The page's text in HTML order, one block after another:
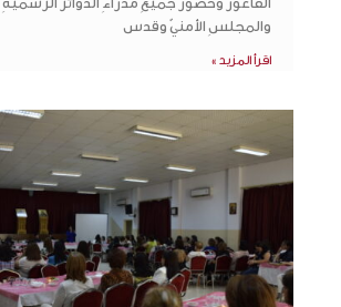
والمجلسِ الأمنيّ وقدس
اقرأ المزيد »